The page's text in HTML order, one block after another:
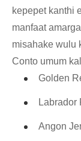
kepepet kanthi
manfaat
misahake wulu
Conto umum
Golden
Labrador
Angon